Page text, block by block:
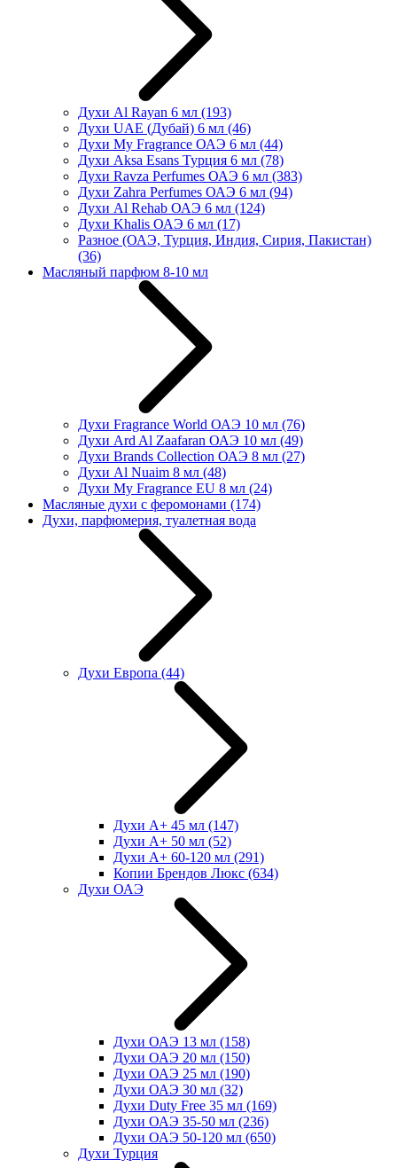
Духи Al Rayan 6 мл (193)
Духи UAE (Дубай) 6 мл (46)
Духи My Fragrance ОАЭ 6 мл (44)
Духи Aksa Esans Турция 6 мл (78)
Духи Ravza Perfumes ОАЭ 6 мл (383)
Духи Zahra Perfumes ОАЭ 6 мл (94)
Духи Al Rehab ОАЭ 6 мл (124)
Духи Khalis ОАЭ 6 мл (17)
Разное (ОАЭ, Турция, Индия, Сирия, Пакистан)
(36)
Масляный парфюм 8-10 мл
Духи Fragrance World ОАЭ 10 мл (76)
Духи Ard Al Zaafaran ОАЭ 10 мл (49)
Духи Brands Collection ОАЭ 8 мл (27)
Духи Al Nuaim 8 мл (48)
Духи My Fragrance EU 8 мл (24)
Масляные духи с феромонами (174)
Духи, парфюмерия, туалетная вода
Духи Европа (44)
Духи А+ 45 мл (147)
Духи А+ 50 мл (52)
Духи А+ 60-120 мл (291)
Копии Брендов Люкс (634)
Духи ОАЭ
Духи ОАЭ 13 мл (158)
Духи ОАЭ 20 мл (150)
Духи ОАЭ 25 мл (190)
Духи ОАЭ 30 мл (32)
Духи Duty Free 35 мл (169)
Духи ОАЭ 35-50 мл (236)
Духи ОАЭ 50-120 мл (650)
Духи Турция